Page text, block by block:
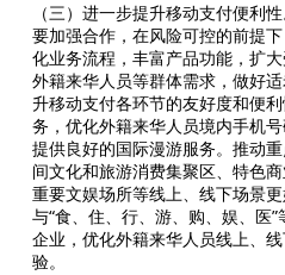
（三）进一步提升移动支付便利
要加强合作，在风险可控的前提
化业务流程，丰富产品功能，扩
外籍来华人员等群体需求，做好
升移动支付各环节的友好度和便
务，优化外籍来华人员境内手机
提供良好的国际漫游服务。推动
间文化和旅游消费集聚区、特色
重要文娱场所等线上、线下场景
与“食、住、行、游、购、娱、医
企业，优化外籍来华人员线上、
验。